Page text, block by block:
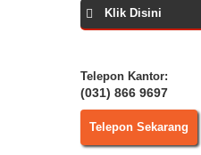
Klik Disini
Telepon Kantor:
(031) 866 9697
Telepon Sekarang